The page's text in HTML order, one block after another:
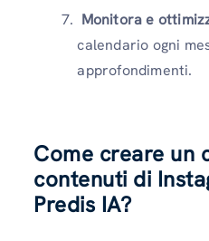
Monitora e
calendario ogni
approfondimenti.
Come creare un
contenuti di
Predis IA?